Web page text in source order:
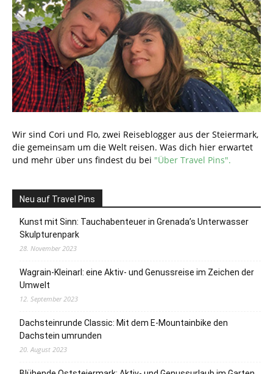
Wir sind Cori und Flo, zwei Reiseblogger aus der Steiermark,
die gemeinsam um die Welt reisen. Was dich hier erwartet
und mehr über uns findest du bei "Über Travel Pins".
Neu auf Travel Pins
Kunst mit Sinn: Tauchabenteuer in Grenada’s Unterwasser
Skulpturenpark
28. November 2023
Wagrain-Kleinarl: eine Aktiv- und Genussreise im Zeichen der
Umwelt
12. September 2023
Dachsteinrunde Classic: Mit dem E-Mountainbike den
Dachstein umrunden
20. August 2023